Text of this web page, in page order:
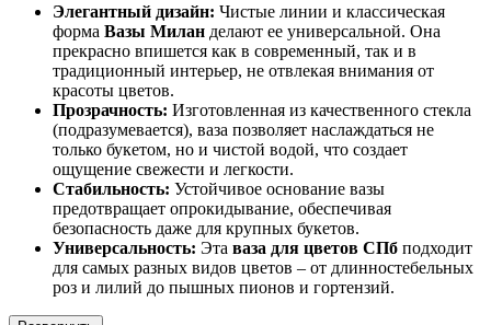
Элегантный дизайн: Чистые линии и классическая
форма Вазы Милан делают ее универсальной. Она
прекрасно впишется как в современный, так и в
традиционный интерьер, не отвлекая внимания от
красоты цветов.
Прозрачность: Изготовленная из качественного стекла
(подразумевается), ваза позволяет наслаждаться не
только букетом, но и чистой водой, что создает
ощущение свежести и легкости.
Стабильность: Устойчивое основание вазы
предотвращает опрокидывание, обеспечивая
безопасность даже для крупных букетов.
Универсальность: Эта ваза для цветов СПб подходит
для самых разных видов цветов – от длинностебельных
роз и лилий до пышных пионов и гортензий.